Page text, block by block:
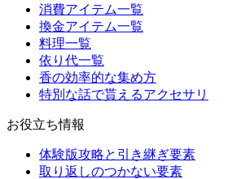
消費アイテム一覧
換金アイテム一覧
料理一覧
依り代一覧
香の効率的な集め方
特別な話で貰えるアクセサリ
お役立ち情報
体験版攻略と引き継ぎ要素
取り返しのつかない要素